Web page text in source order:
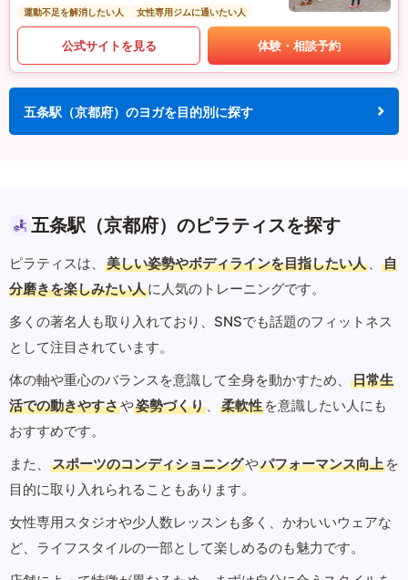
運動不足を解消したい人 女性専用ジムに通いたい人
公式サイトを見る 体験・相談予約
五条駅（京都府）のヨガを目的別に探す
五条駅（京都府）のピラティスを探す
ピラティスは、 美しい姿勢やボディラインを目指したい人 、
自
分磨きを楽しみたい人に人気のトレーニングです。
多くの著名人も取り入れており、SNSでも話題のフィットネス
として注目されています。
体の軸や重心のバランスを意識して全身を動かすため、
日常生
活での動きやすさや姿勢づくり 、 柔軟性 を意識したい人にも
おすすめです。
また、
スポーツのコンディショニングやパフォーマンス向上 を
目的に取り入れられることもあります。
女性専用スタジオや少人数レッスンも多く、かわいいウェアな
ど、ライフスタイルの一部として楽しめるのも魅力です。